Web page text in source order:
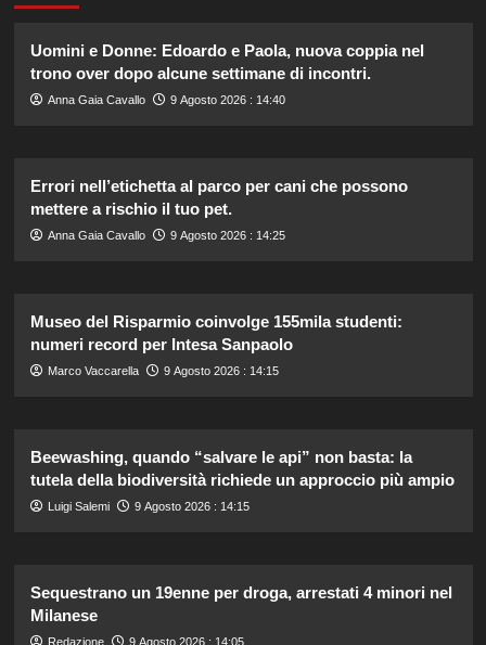
Uomini e Donne: Edoardo e Paola, nuova coppia nel
trono over dopo alcune settimane di incontri.
Anna Gaia Cavallo 9 Agosto 2026 : 14:40
Errori nell’etichetta al parco per cani che possono
mettere a rischio il tuo pet.
Anna Gaia Cavallo 9 Agosto 2026 : 14:25
Museo del Risparmio coinvolge 155mila studenti:
numeri record per Intesa Sanpaolo
Marco Vaccarella 9 Agosto 2026 : 14:15
Beewashing, quando “salvare le api” non basta: la
tutela della biodiversità richiede un approccio più ampio
Luigi Salemi 9 Agosto 2026 : 14:15
Sequestrano un 19enne per droga, arrestati 4 minori nel
Milanese
Redazione 9 Agosto 2026 : 14:05